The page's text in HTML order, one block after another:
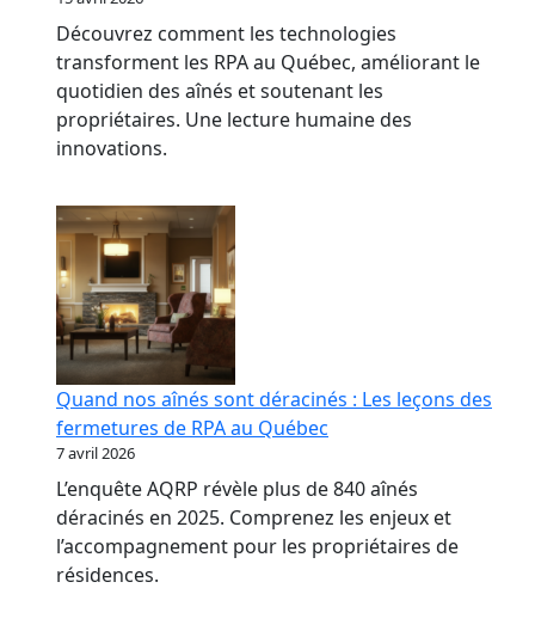
Découvrez comment les technologies
transforment les RPA au Québec, améliorant le
quotidien des aînés et soutenant les
propriétaires. Une lecture humaine des
innovations.
Quand nos aînés sont déracinés : Les leçons des
fermetures de RPA au Québec
7 avril 2026
L’enquête AQRP révèle plus de 840 aînés
déracinés en 2025. Comprenez les enjeux et
l’accompagnement pour les propriétaires de
résidences.